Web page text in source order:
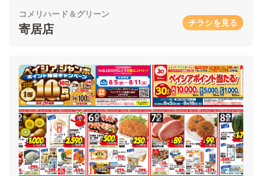
コメリハード＆グリーン
寄居店 チラシを見る